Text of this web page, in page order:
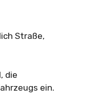
Straße,
die
ein.